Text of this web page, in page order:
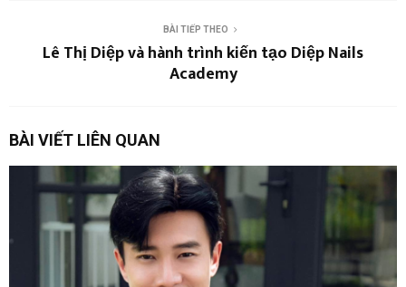
BÀI TIẾP THEO
Lê Thị Diệp và hành trình kiến tạo Diệp Nails
Academy
BÀI VIẾT LIÊN QUAN